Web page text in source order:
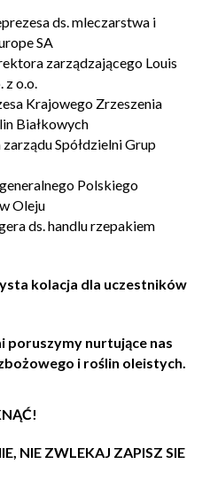
ds. mleczarstwa i
SA
zarządzającego Louis
o.o.
Krajowego Zrzeszenia
Białkowych
zarządu Spółdzielni Grup
Polskiego
Oleju
ds. handlu rzepakiem
kolacja dla uczestników
poruszymy nurtujące nas
i roślin oleistych.
NIE ZWLEKAJ ZAPISZ SIE